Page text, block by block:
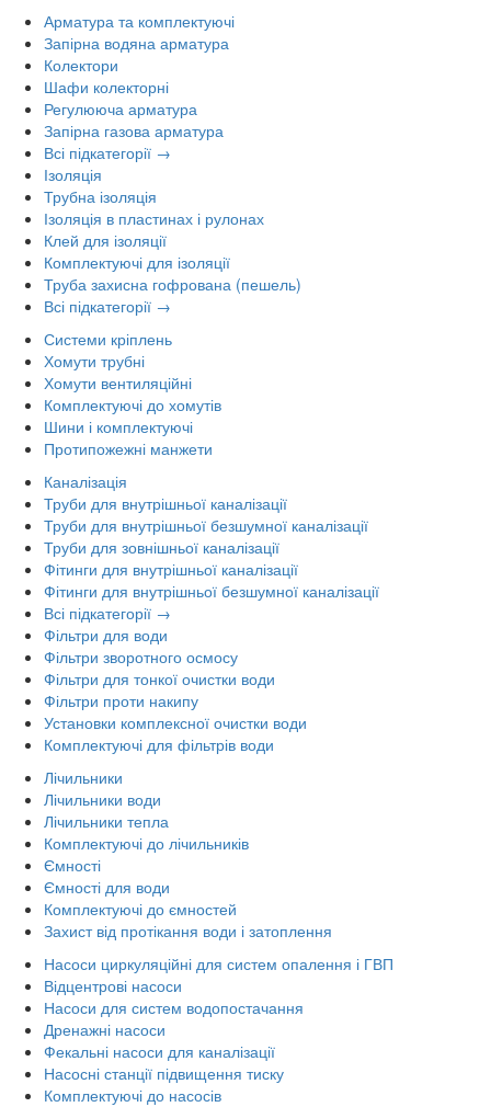
Арматура та комплектуючі
Запірна водяна арматура
Колектори
Шафи колекторні
Регулююча арматура
Запірна газова арматура
Всі підкатегорії →
Ізоляція
Трубна ізоляція
Ізоляція в пластинах і рулонах
Клей для ізоляції
Комплектуючі для ізоляції
Труба захисна гофрована (пешель)
Всі підкатегорії →
Системи кріплень
Хомути трубні
Хомути вентиляційні
Комплектуючі до хомутів
Шини і комплектуючі
Протипожежні манжети
Каналізація
Труби для внутрішньої каналізації
Труби для внутрішньої безшумної каналізації
Труби для зовнішньої каналізації
Фітинги для внутрішньої каналізації
Фітинги для внутрішньої безшумної каналізації
Всі підкатегорії →
Фільтри для води
Фільтри зворотного осмосу
Фільтри для тонкої очистки води
Фільтри проти накипу
Установки комплексної очистки води
Комплектуючі для фільтрів води
Лічильники
Лічильники води
Лічильники тепла
Комплектуючі до лічильників
Ємності
Ємності для води
Комплектуючі до ємностей
Захист від протікання води і затоплення
Насоси циркуляційні для систем опалення і ГВП
Відцентрові насоси
Насоси для систем водопостачання
Дренажні насоси
Фекальні насоси для каналізації
Насосні станції підвищення тиску
Комплектуючі до насосів